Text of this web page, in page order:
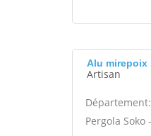
Alu mirepoix
Artisan
Pergola Soko -